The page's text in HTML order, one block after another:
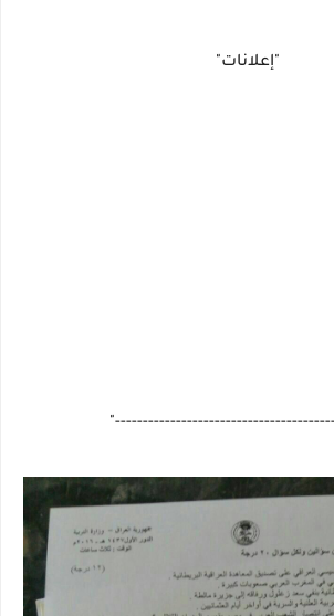
"إعلانات"